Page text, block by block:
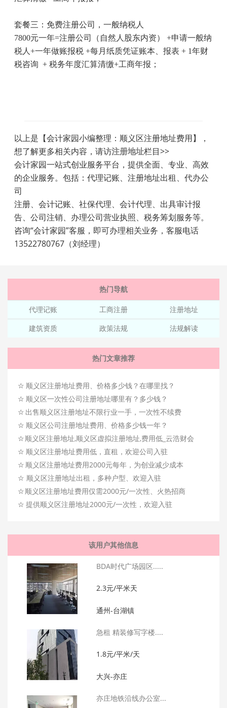
套餐三：免费注册公司，一般纳税人
7800元一年=注册公司（自然人股东内资） +申请一般纳
税人 +一年做账报税 +每月纸质凭证账本、报表 + 1年财
税咨询 + 税务年度汇算清缴+工商年报；
以上是【会计家园小编整理：顺义区注册地址费用】，
想了解更多相关内容，请访注册地址栏目>>
会计家园一站式创业服务平台，提供全面、专业、高效
的企业服务。包括：代理记账、注册地址出租、代办公
司
注册、会计记账、社保代理、会计代理、出具审计报
告、公司注销、办理公司营业执照、税务筹划服务等。
咨询“会计家园”客服，即可办理相关业务，客服电话
13522780767（刘经理）
热门导航
代理记账 工商注册
注册地址
建筑资质
政策法规 法规解读
热门文章推荐
☆ 顺义区注册地址费用、价格多少钱？在哪里找？
☆ 顺义区一次性公司注册地址哪里有？多少钱？
☆ 出售顺义区注册地址不限行业一手，一次性不续费
☆ 顺义区公司注册地址费用、价格多少钱一年？
☆ 顺义区注册地址,顺义区虚拟注册地址,费用低_云浩财会
☆ 顺义区注册地址费用低，直租，欢迎公司入驻
☆ 顺义区注册地址费用2000元每年，为创业减少成本
☆ 顺义区注册地址出租，多种户型、欢迎入驻
☆ 顺义区注册地址费用仅需2000元/一次性、火热招商
☆ 提供顺义区注册地址2000元/一次性，欢迎入驻
该用户其他信息
BDA时代广场园区.....
2.3元/平米天
通州-台湖镇
急租 精装修写字楼....
1.8元/平米/天
大兴-亦庄
亦庄地铁沿线办公室...